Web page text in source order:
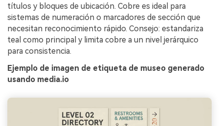
títulos y bloques de ubicación. Cobre es ideal para
sistemas de numeración o marcadores de sección que
necesitan reconocimiento rápido. Consejo: estandariza
teal como principal y limita cobre a un nivel jerárquico
para consistencia.
Ejemplo de imagen de etiqueta de museo generado
usando media.io